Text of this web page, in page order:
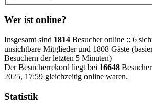
Wer ist online?
Insgesamt sind 1814 Besucher online :: 6
unsichtbare Mitglieder und 1808 Gäste
Besuchern der letzten 5 Minuten)
Der Besucherrekord liegt bei 16648
2025, 17:59 gleichzeitig online waren.
Statistik